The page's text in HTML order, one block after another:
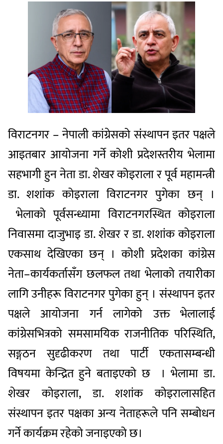
विराटनगर – नेपाली कांग्रेसको संस्थापन इतर पक्षले
आइतबार आयोजना गर्ने कोशी प्रदेशस्तरीय भेलामा
सहभागी हुन नेता डा. शेखर कोइराला र पूर्व महामन्त्री
डा. शशांक कोइराला विराटनगर पुगेका छन् ।
भेलाको पूर्वसन्ध्यामा विराटनगरस्थित कोइराला
निवासमा दाजुभाइ डा. शेखर र डा. शशांक कोइराला
एकसाथ देखिएका छन् । कोशी प्रदेशका कांग्रेस
नेता–कार्यकर्तासँग छलफल तथा भेलाको तयारीका
लागि उनीहरू विराटनगर पुगेका हुन् । संस्थापन इतर
पक्षले आयोजना गर्न लागेको उक्त भेलालाई
कांग्रेसभित्रको समसामयिक राजनीतिक परिस्थिति,
सङ्गठन सुदृढीकरण तथा पार्टी एकतासम्बन्धी
विषयमा केन्द्रित हुने बताइएको छ । भेलामा डा.
शेखर कोइराला, डा. शशांक कोइरालासहित
संस्थापन इतर पक्षका अन्य नेताहरूले पनि सम्बोधन
गर्ने कार्यक्रम रहेको जनाइएको छ।